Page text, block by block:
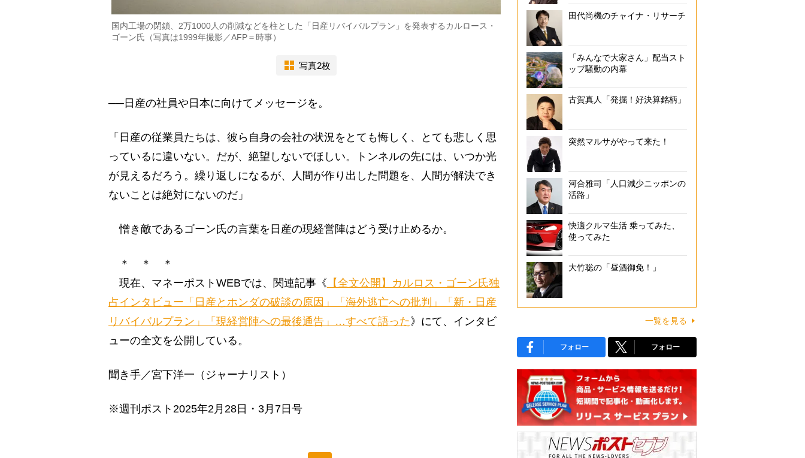
国内工場の閉鎖、2万1000人の削減などを柱とした「日産リバイバルプラン」を発表するカルロース・
ゴーン氏（写真は1999年撮影／AFP＝時事）
写真2枚
──日産の社員や日本に向けてメッセージを。
「日産の従業員たちは、彼ら自身の会社の状況をとても悔しく、とても悲しく思
っているに違いない。だが、絶望しないでほしい。トンネルの先には、いつか光
が見えるだろう。繰り返しになるが、人間が作り出した問題を、人間が解決でき
ないことは絶対にないのだ」
憎き敵であるゴーン氏の言葉を日産の現経営陣はどう受け止めるか。
＊ ＊ ＊
現在、マネーポストWEBでは、関連記事《 【全文公開】カルロス・ゴーン氏独
占インタビュー「日産とホンダの破談の原因」「海外逃亡への批判」「新・日産
リバイバルプラン」「現経営陣への最後通告」…すべて語った》にて、インタビ
ューの全文を公開している。
聞き手／宮下洋一（ジャーナリスト）
※週刊ポスト2025年2月28日・3月7日号
田代尚機のチャイナ・リサーチ
「みんなで大家さん」配当スト
ップ騒動の内幕
古賀真人「発掘！好決算銘柄」
突然マルサがやって来た！
河合雅司「人口減少ニッポンの
活路」
快適クルマ生活 乗ってみた、
使ってみた
大竹聡の「昼酒御免！」
一覧を見る
フォロー フォロー